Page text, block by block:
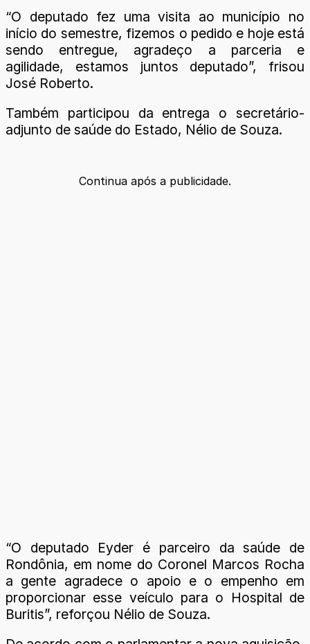
“O deputado fez uma visita ao município no
início do semestre, fizemos o pedido e hoje está
sendo entregue, agradeço a parceria e
agilidade, estamos juntos deputado”, frisou
José Roberto.
Também participou da entrega o secretário-
adjunto de saúde do Estado, Nélio de Souza.
Continua após a publicidade.
“O deputado Eyder é parceiro da saúde de
Rondônia, em nome do Coronel Marcos Rocha
a gente agradece o apoio e o empenho em
proporcionar esse veículo para o Hospital de
Buritis”, reforçou Nélio de Souza.